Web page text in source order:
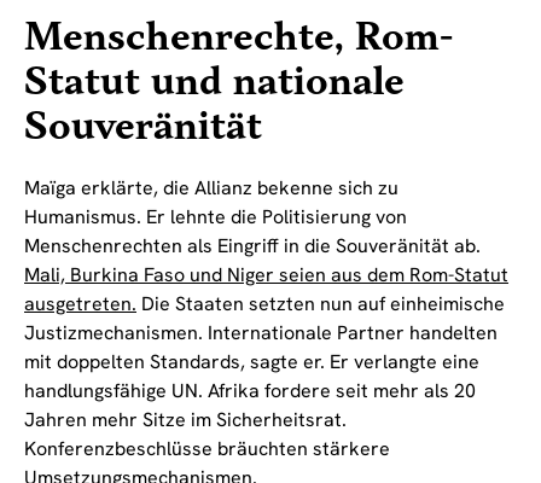
Menschenrechte, Rom-
Statut und nationale
Souveränität
Maïga erklärte, die Allianz bekenne sich zu
Humanismus. Er lehnte die Politisierung von
Menschenrechten als Eingriff in die Souveränität ab.
Mali, Burkina Faso und Niger seien aus dem Rom-Statut
ausgetreten. Die Staaten setzten nun auf einheimische
Justizmechanismen. Internationale Partner handelten
mit doppelten Standards, sagte er. Er verlangte eine
handlungsfähige UN. Afrika fordere seit mehr als 20
Jahren mehr Sitze im Sicherheitsrat.
Konferenzbeschlüsse bräuchten stärkere
Umsetzungsmechanismen.